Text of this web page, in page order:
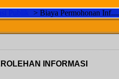
> Biaya Permohonan Inf....
INFORMASI